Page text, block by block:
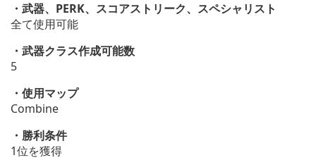
・武器、PERK、スコアストリーク、スペシャリスト
全て使用可能
・武器クラス作成可能数
5
・使用マップ
Combine
・勝利条件
1位を獲得